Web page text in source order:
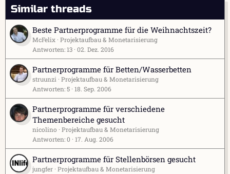
Similar threads
Beste Partnerprogramme für die Weihnachtszeit?
McFelix Projektaufbau & Monetarisierung
Antworten 13 02. Dez. 2016
Partnerprogramme für Betten/Wasserbetten
struunzi Projektaufbau & Monetarisierung
Antworten 5 18. Sep. 2006
Partnerprogramme für verschiedene
Themenbereiche gesucht
nicolino
Projektaufbau & Monetarisierung
Antworten 0 17. Aug. 2006
Partnerprogramme für Stellenbörsen gesucht
jungfer Projektaufbau & Monetarisierung